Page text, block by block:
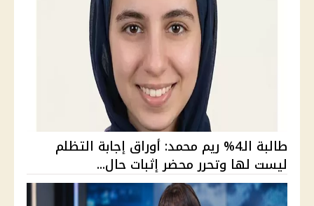
طالبة الـ4% ريم محمد: أوراق إجابة التظلم
ليست لها وتحرر محضر إثبات حال...